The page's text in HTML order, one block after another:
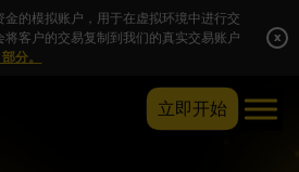
的模拟账户，用于在虚拟环境中进行交
客户的交易复制到我们的真实交易账户
分。
x
立即开始